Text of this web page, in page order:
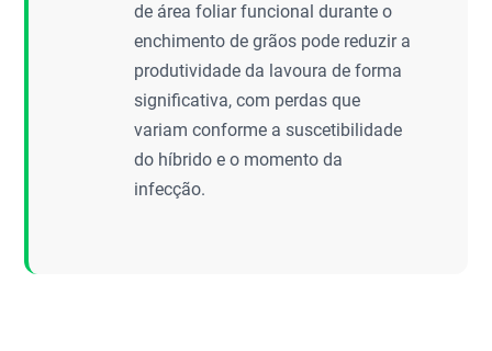
de área foliar funcional durante o
enchimento de grãos pode reduzir a
produtividade da lavoura de forma
significativa, com perdas que
variam conforme a suscetibilidade
do híbrido e o momento da
infecção.